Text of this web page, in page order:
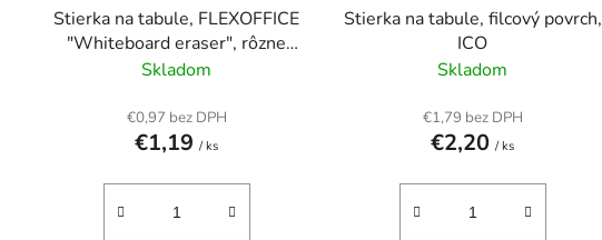
Stierka na tabule, FLEXOFFICE
"Whiteboard eraser", rôzne
farby
Skladom
€0,97 bez DPH
€1,19/ ks
Stierka na tabule, filcový povrch,
ICO
Skladom
€1,79 bez DPH
€2,20/ ks